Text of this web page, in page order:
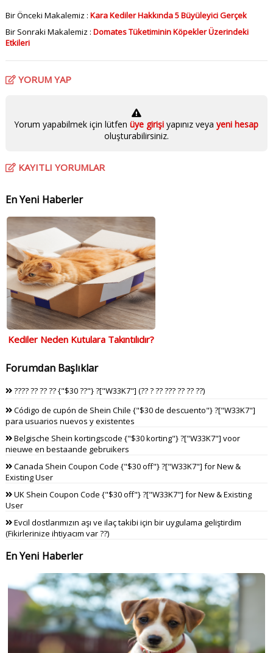
Bir Önceki Makalemiz : Kara Kediler Hakkında 5 Büyüleyici Gerçek
Bir Sonraki Makalemiz : Domates Tüketiminin Köpekler Üzerindeki
Etkileri
YORUM YAP
Yorum yapabilmek için lütfenüye girişiyapınız veya yeni hesap
oluşturabilirsiniz.
KAYITLI YORUMLAR
En Yeni Haberler
Kediler Neden Kutulara Takıntılıdır?
Forumdan Başlıklar
???? ?? ?? ?? {"$30 ??"} ?["W33K7"] (?? ? ?? ??? ?? ?? ??)
Código de cupón de Shein Chile {"$30 de descuento"} ?["W33K7"]
para usuarios nuevos y existentes
Belgische Shein kortingscode {"$30 korting"} ?["W33K7"] voor
nieuwe en bestaande gebruikers
Canada Shein Coupon Code {"$30 off"} ?["W33K7"] for New &
Existing User
UK Shein Coupon Code {"$30 off"} ?["W33K7"] for New & Existing
User
Evcil dostlarımızın aşı ve ilaç takibi için bir uygulama geliştirdim
(Fikirlerinize ihtiyacım var ??)
En Yeni Haberler